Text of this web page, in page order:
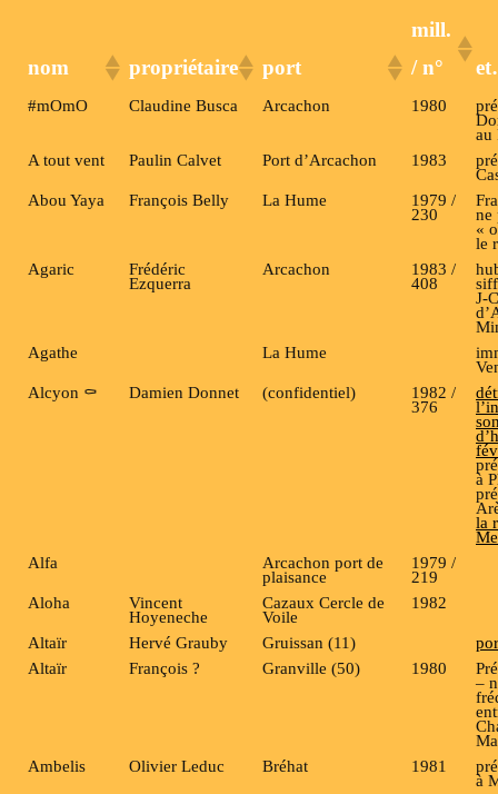
nom propriétaire port
mill.
/ n°
#mOmO Claudine Busca Arcachon 1980
au
A tout vent
Paulin Calvet Port d’Arcachon 1983
Abou Yaya
François Belly La Hume 1979 /
230 ne
«
le
Agaric
Frédéric
Ezquerra
Arcachon 1983 /
408
J-
Agathe
La Hume
Alcyon ⚰️
Damien Donnet (confidentiel) 1982 /
376
à
la
Alfa
Arcachon port de
plaisance
1979 /
219
Aloha
Vincent
Hoyeneche
Cazaux Cercle de
Voile
1982
Altaïr Hervé Grauby Gruissan (11)
Altaïr
François ? Granville (50) 1980
–
Ambelis
Olivier Leduc Bréhat 1981
à